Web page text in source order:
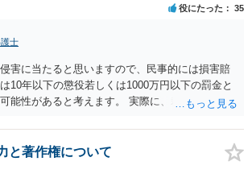
役にたった 35
士
害に当たると思いますので、民事的には損害賠
10年以下の懲役若しくは1000万円以下の罰金と
能性があると考えます。 実際に、裁判になった
の捜査が行われる可能性があります。 そして、
ためには、被害弁償等を行う必要があります。 今
ずは、弁護士に相談するのが良いと思います。
と著作権について